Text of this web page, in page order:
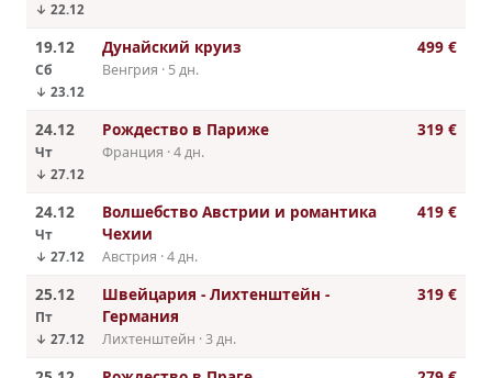
↓ 22.12
19.12
Сб
↓ 23.12
Дунайский круиз
Венгрия · 5 дн.
499 €
24.12
Чт
↓ 27.12
Рождество в Париже
Франция · 4 дн.
319 €
24.12
Чт
↓ 27.12
Волшебство Австрии и романтика
Чехии
Австрия · 4 дн.
419 €
25.12
Пт
↓ 27.12
Швейцария - Лихтенштейн -
Германия
Лихтенштейн · 3 дн.
319 €